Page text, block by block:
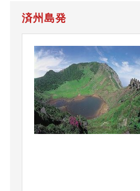
済州島発